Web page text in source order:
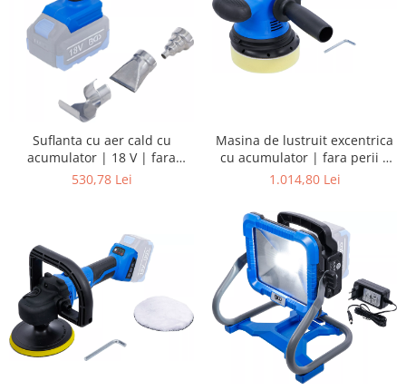
Suflanta cu aer cald cu
acumulator | 18 V | fara
acumulator
530,78 Lei
Masina de lustruit excentrica
cu acumulator | fara perii |
18 V | fara acumulator
1.014,80 Lei